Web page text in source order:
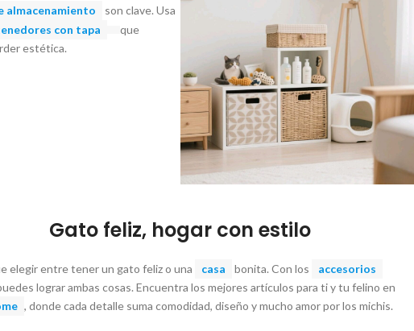
almacenamiento
son clave. Usa
con tapa
que
estética.
Gato feliz, hogar con estilo
elegir entre tener un gato feliz o una casa bonita. Con los
accesorios
lograr ambas cosas. Encuentra los mejores artículos para ti y tu felino en
, donde cada detalle suma comodidad, diseño y mucho amor por los michis.